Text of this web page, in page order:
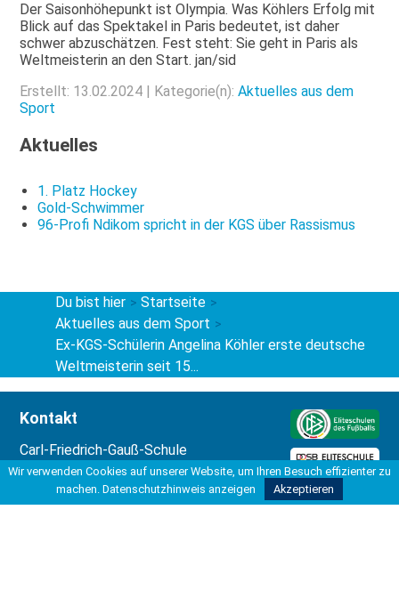
Der Saisonhöhepunkt ist Olympia. Was Köhlers Erfolg mit
Blick auf das Spektakel in Paris bedeutet, ist daher
schwer abzuschätzen. Fest steht: Sie geht in Paris als
Weltmeisterin an den Start. jan/sid
Erstellt: 13.02.2024 | Kategorie(n):Aktuelles aus dem
Sport
Aktuelles
1. Platz Hockey
Gold-Schwimmer
96-Profi Ndikom spricht in der KGS über Rassismus
Du bist hier > Startseite >
Aktuelles aus dem Sport >
Ex-KGS-Schülerin Angelina Köhler erste deutsche
Weltmeisterin seit 15...
Kontakt
Carl-Friedrich-Gauß-Schule
Kooperative Gesamtschule
Hohe Bünte 4
Wir verwenden Cookies auf unserer Website, um Ihren Besuch effizienter zu
machen. Datenschutzhinweis anzeigen Akzeptieren